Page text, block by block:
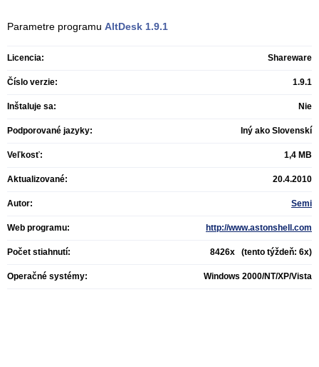
Parametre programu AltDesk 1.9.1
Licencia: Shareware
Číslo verzie: 1.9.1
Inštaluje sa: Nie
Podporované jazyky: Iný ako Slovenskí
Veľkosť: 1,4 MB
Aktualizované: 20.4.2010
Autor: Semi
Web programu: http://www.astonshell.com
Počet stiahnutí: 8426x (tento týždeň: 6x)
Operačné systémy: Windows 2000/NT/XP/Vista